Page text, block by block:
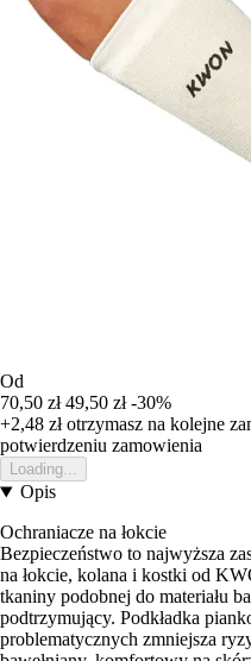
Od
70,50 zł 49,50 zł -30%
+2,48 złotrzymasz na kolejne
potwierdzeniu zamowienia
Loading...
Opis
Ochraniacze na łokcie
Bezpieczeństwo to najwyższa
na łokcie, kolana i kostki od
tkaniny podobnej do materiału
podtrzymujący. Podkładka
problematycznych zmniejsza